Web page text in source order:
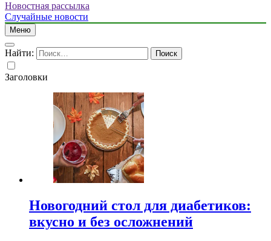
Новостная рассылка
Случайные новости
Меню
Найти:
Заголовки
Новогодний стол для диабетиков:
вкусно и без осложнений